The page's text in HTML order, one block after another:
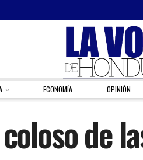
ECONOMÍA OPINIÓN
de